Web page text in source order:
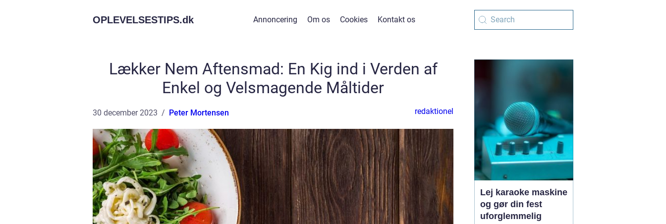
OPLEVELSESTIPS.dk Annoncering Om os Cookies Kontakt os
Lækker Nem Aftensmad: En Kig ind i Verden af
Enkel og Velsmagende Måltider
30 december 2023 Peter Mortensen redaktionel
Lej karaoke maskine
og gør din fest
uforglemmelig